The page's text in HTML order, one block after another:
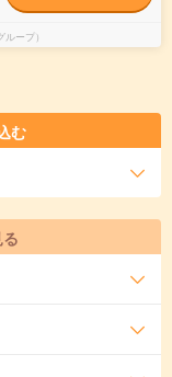
ープ）
む